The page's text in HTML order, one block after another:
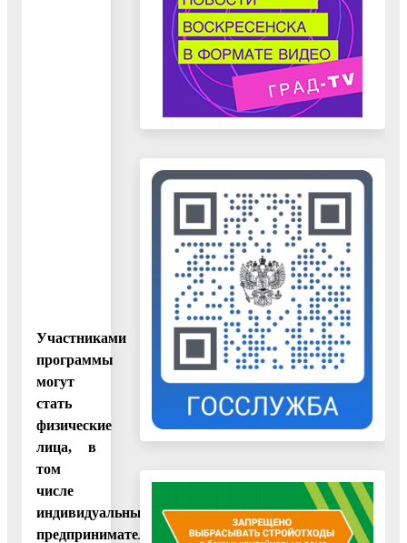
Участниками
программы
могут
стать
физические
лица, в
том
числе
индивидуальные
предприниматели,